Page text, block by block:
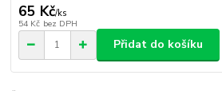
65 Kč/ks
54 Kč bez DPH
Přidat do košíku